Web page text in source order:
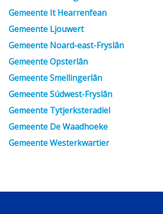
Gemeente It Hearrenfean
Gemeente Ljouwert
Gemeente Noard-east-Fryslân
Gemeente Opsterlân
Gemeente Smellingerlân
Gemeente Súdwest-Fryslân
Gemeente Tytjerksteradiel
Gemeente De Waadhoeke
Gemeente Westerkwartier